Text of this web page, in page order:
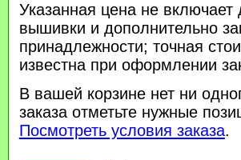
Указанная цена не включает
вышивки и дополнительно
принадлежности; точная
известна при оформлении
В вашей корзине нет ни
заказа отметьте нужные
Посмотреть условия заказа.